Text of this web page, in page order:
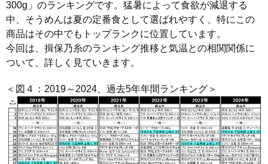
300g」のランキングです。猛暑によって食欲が減退する
中、そうめんは夏の定番食として選ばれやすく、特にこの
商品はその中でもトップランクに位置しています。
今回は、揖保乃糸のランキング推移と気温との相関関係に
ついて、詳しく見ていきます。
＜図４：2019～2024、過去5年年間ランキング＞